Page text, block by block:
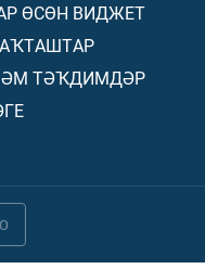
ӨСӨН ВИДЖЕТ
ТӘҠДИМДӘР